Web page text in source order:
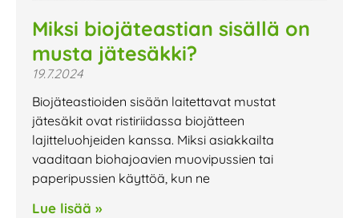
Miksi biojäteastian sisällä on
musta jätesäkki?
19.7.2024
Biojäteastioiden sisään laitettavat mustat
jätesäkit ovat ristiriidassa biojätteen
lajitteluohjeiden kanssa. Miksi asiakkailta
vaaditaan biohajoavien muovipussien tai
paperipussien käyttöä, kun ne
Lue lisää »